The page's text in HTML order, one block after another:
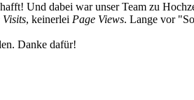
Und dabei war unser Team zu
Visits, keinerlei Page Views. Lange vor
Danke dafür!